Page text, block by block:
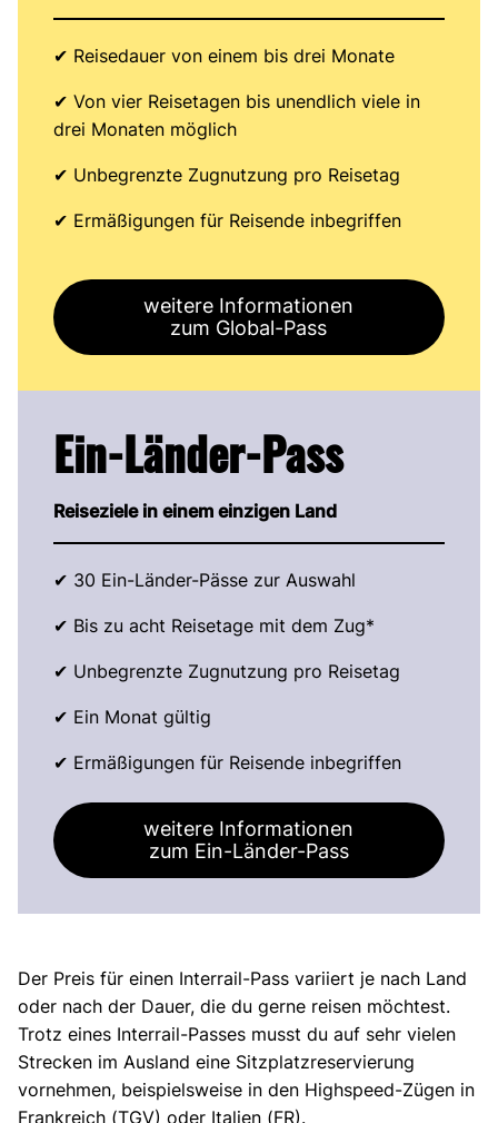
✔ Reisedauer von einem bis drei Monate
✔ Von vier Reisetagen bis unendlich viele in
drei Monaten möglich
✔ Unbegrenzte Zugnutzung pro Reisetag
✔ Ermäßigungen für Reisende inbegriffen
weitere Informationen
zum Global-Pass
Ein-Länder-Pass
Reiseziele in einem einzigen Land
✔ 30 Ein-Länder-Pässe zur Auswahl
✔ Bis zu acht Reisetage mit dem Zug*
✔ Unbegrenzte Zugnutzung pro Reisetag
✔ Ein Monat gültig
✔ Ermäßigungen für Reisende inbegriffen
weitere Informationen
zum Ein-Länder-Pass
Der Preis für einen Interrail-Pass variiert je nach Land
oder nach der Dauer, die du gerne reisen möchtest.
Trotz eines Interrail-Passes musst du auf sehr vielen
Strecken im Ausland eine Sitzplatzreservierung
vornehmen, beispielsweise in den Highspeed-Zügen in
Frankreich (TGV) oder Italien (FR).